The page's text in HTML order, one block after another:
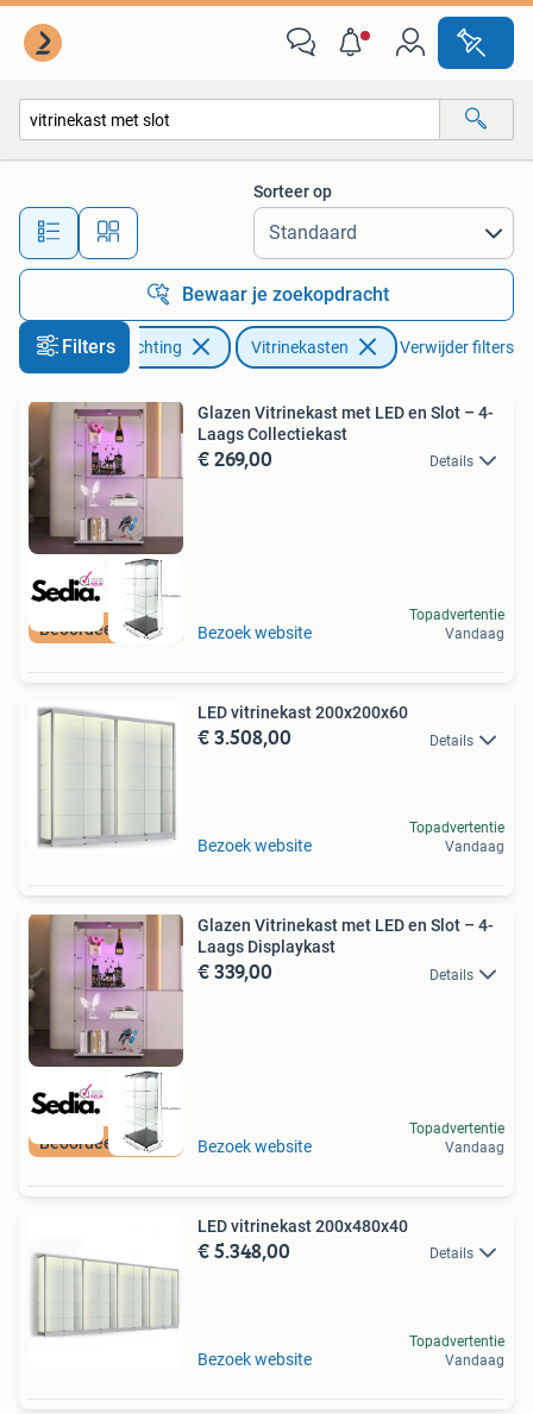
Alle afstanden…
Sorteer op
Bewaar je zoekopdracht
Filters
Huis en Inrichting Vitrinekasten Verwijder filters
Beoordeeld met 9+
Glazen Vitrinekast met LED en Slot – 4-
Laags Collectiekast
€ 269,00 Details
Bezoek website
Topadvertentie
Vandaag
LED vitrinekast 200x200x60
€ 3.508,00 Details
Bezoek website
Topadvertentie
Vandaag
Beoordeeld met 9+
Glazen Vitrinekast met LED en Slot – 4-
Laags Displaykast
€ 339,00 Details
Bezoek website
Topadvertentie
Vandaag
LED vitrinekast 200x480x40
€ 5.348,00 Details
Bezoek website
Topadvertentie
Vandaag